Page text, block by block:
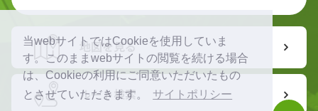
当webサイトではCookieを使用していま
す。このままwebサイトの閲覧を続ける場合
は、Cookieの利用にご同意いただいたもの
とさせていただきます。
サイトポリシー
地図を見る
ルート検索